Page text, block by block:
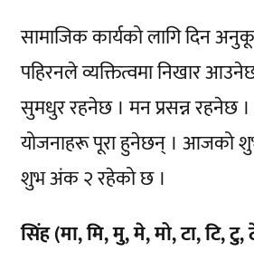
सामाजिक कार्यको लागि दिन
पहिरनले व्यक्तित्वमा निखार
सुमधुर रहनेछ । मन प्रसन्न रहनेछ ।
योजनाहरू पूरा हुनेछन् । आजको
शुभ अंक २ रहेको छ ।
सिंह (मा, मि, मु, मे, मो, टा, टि, टु,